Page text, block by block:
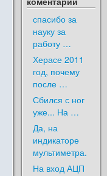
спасибо за
науку за
работу …
Херасе 2011
год, почему
после …
Сбился с ног
уже... На …
Да, на
индикаторе
мультиметра.
На вход АЦП